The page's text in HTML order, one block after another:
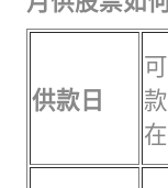
供款日